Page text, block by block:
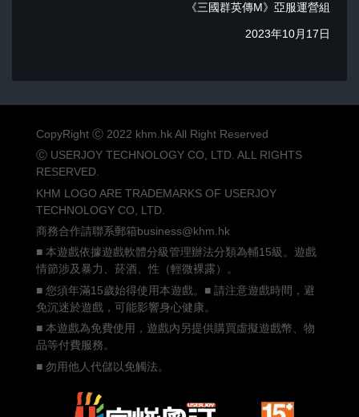
《三國群英傳M》亞服運營組
2023年10月17日
CopyRight Ⓒ 2022 khm.hk All Right Reserved
Ⓒ USERJOY TECHNOLOGY CO, LTD. ALL RIGHTS
RESERVED.
KHM LOGO ARE TRADEMARKS OF USERJOY
TECHNOLOGY CO, LTD.
商務合作請聯系郵箱business@khm.hk
■ 本遊戲依據遊戲軟體分級管理辦法分類為輔15級。遊戲
情節涉及暴力、菸酒、性（輕微裸露）。
■ 您須年滿15歲始得使用本遊戲。■ 請注意遊戲時間，避
免沉迷於遊戲，可能影響身心健康。
■ 本遊戲為免費使用，遊戲內另提供購買虛擬遊戲幣、物
品等付費服務。
■ 勿用他人代儲以免觸法。